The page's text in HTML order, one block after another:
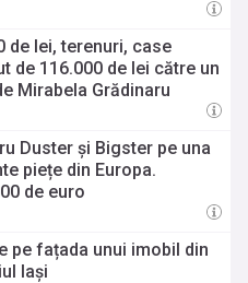
de lei, terenuri, case
de 116.000 de lei către un
Mirabela Grădinaru
Duster și Bigster pe una
piețe din Europa.
de euro
pe fațada unui imobil din
Iași